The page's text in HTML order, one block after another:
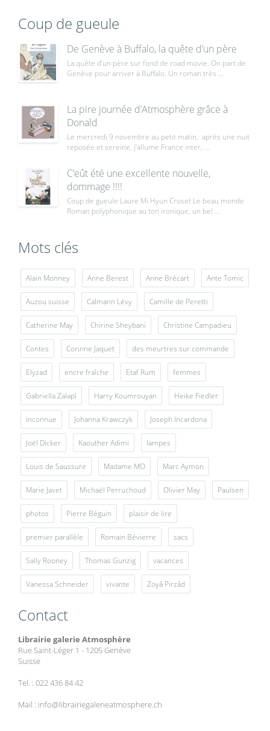
Coup de gueule
De Genève à Buffalo, la quête d’un père
La quête d’un père sur fond de road movie. On part de
Genève pour arriver à Buffalo. Un roman très ...
La pire journée d’Atmosphère grâce à
Donald
Le mercredi 9 novembre au petit matin, après une nuit
reposée et sereine, j’allume France inter, ...
C’eût été une excellente nouvelle,
dommage !!!!
Coup de gueule Laure Mi Hyun Croset Le beau monde
Roman polyphonique au ton ironique, un bel ...
Mots clés
Alain Monney Anne Berest Anne Brécart Ante Tomic
Auzou suisse Calmann Lévy Camille de Peretti
Catherine May Chirine Sheybani Christine Campadieu
Contes Corinne Jaquet des meurtres sur commande
Elyzad encre fraîche Etaf Rum femmes
Gabriella Zalapì Harry Koumrouyan Heike Fiedler
inconnue Johanna Krawczyk Joseph Incardona
Joël Dicker Kaouther Adimi lampes
Louis de Saussure Madame MO Marc Aymon
Marie Javet Michaël Perruchoud Olivier May Paulsen
photos Pierre Béguin plaisir de lire
premier parallèle Romain Bévierre sacs
Sally Rooney Thomas Gunzig vacances
Vanessa Schneider vivante Zoyâ Pirzâd
Contact
Librairie galerie Atmosphère
Rue Saint-Léger 1 - 1205 Genève
Suisse
Tel. : 022 436 84 42
Mail : info@librairiegalerieatmosphere.ch